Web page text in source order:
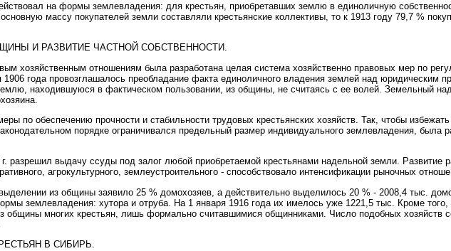
на формы землевладения: для крестьян, приобретавших землю в единоличную
массу покупателей земли составляли крестьянские коллективы, то к 1913 году 79,7 %
И РАЗВИТИЕ ЧАСТНОЙ СОБСТВЕННОСТИ.
хозяйственным отношениям была разработана целая система хозяйственно правовых мер по
1906 года провозглашалось преобладание факта единоличного владения землей над юридическим
находившуюся в фактическом пользовании, из общины, не считаясь с ее волей. Земельный
по обеспечению прочности и стабильности трудовых крестьянских хозяйств. Так, чтобы
порядке ограничивался предельный размер индивидуального землевладения, была
разрешил выдачу ссуды под залог любой приобретаемой крестьянами надельной земли. Развитие
агрокультурного, землеустроительного - способствовало интенсификации рыночных
из общины заявило 25 % домохозяев, а действительно выделилось 20 % - 2008,4 тыс.
землевладения: хутора и отруба. На 1 января 1916 года их имелось уже 1221,5 тыс. Кроме того,
общины многих крестьян, лишь формально считавшимися общинниками. Число подобных хозяйств
В СИБИРЬ.